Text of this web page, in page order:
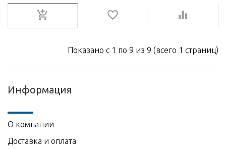
Показано с 1 по 9 из 9 (всего 1 страниц)
Информация
О компании
Доставка и оплата